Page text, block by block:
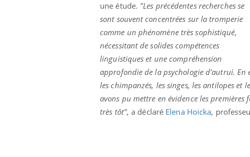
une étude. "Les précédentes recherches se
sont souvent concentrées sur la tromperie
comme un phénomène très sophistiqué,
nécessitant de solides compétences
linguistiques et une compréhension
approfondie de la psychologie d'autrui. En
les chimpanzés, les singes, les antilopes et
avons pu mettre en évidence les premières
très tôt", a déclaré Elena Hoicka,